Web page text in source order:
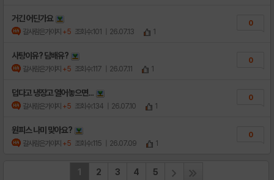
거긴 어딘가요
갈사람은가야지 +5 조회수:101 | 26.07.13 1
0
사탕이유? 담배유?
갈사람은가야지 +5 조회수:117 | 26.07.11 1
0
덥다고 냉장고 열어놓으면...
갈사람은가야지 +5 조회수:134 | 26.07.10 1
0
원피스 나미 맞아요?
갈사람은가야지 +5 조회수:115 | 26.07.09 1
0
1 2 3 4 5